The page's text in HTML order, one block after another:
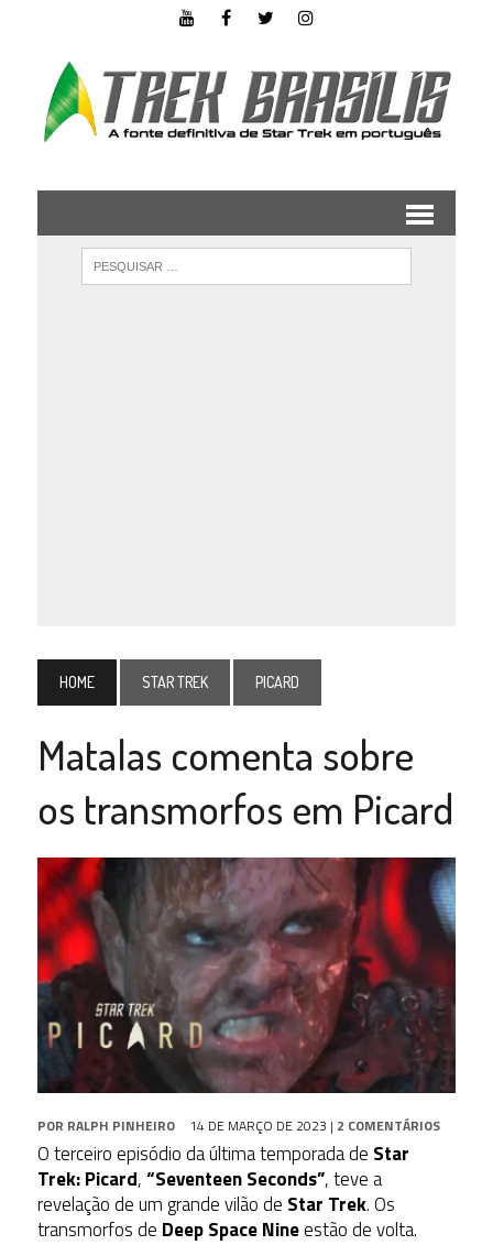
HOME STAR TREK PICARD
Matalas comenta sobre
os transmorfos em Picard
POR RALPH PINHEIRO 14 DE MARÇO DE 2023 | 2 COMENTÁRIOS
O terceiro episódio da última temporada de Star
Trek: Picard,“Seventeen Seconds”, teve a
revelação de um grande vilão de Star Trek. Os
transmorfos de Deep Space Nineestão de volta.